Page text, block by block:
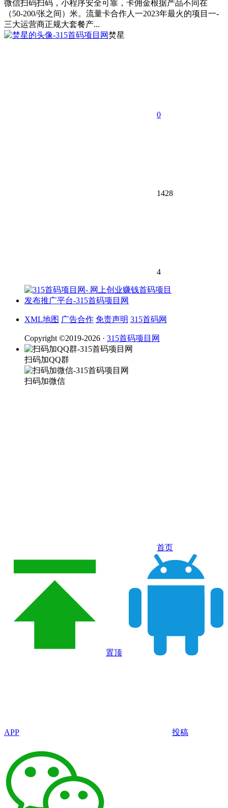
微信扫码扫码，小程序安全可靠，卡佣金根据产品不同在
（50-200/张之间）米。流量卡合作人一2023年最火的项目一-
三大运营商正规大套餐产...
焚星
0
1428
4
XML地图 广告合作 免责声明 315首码网
Copyright ©2019-2026 · 315首码项目网
扫码加QQ群
扫码加微信
首页
置顶
APP 投稿